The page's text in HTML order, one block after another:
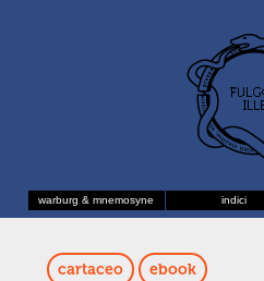
warburg & mnemosyne indici
cartaceo ebook